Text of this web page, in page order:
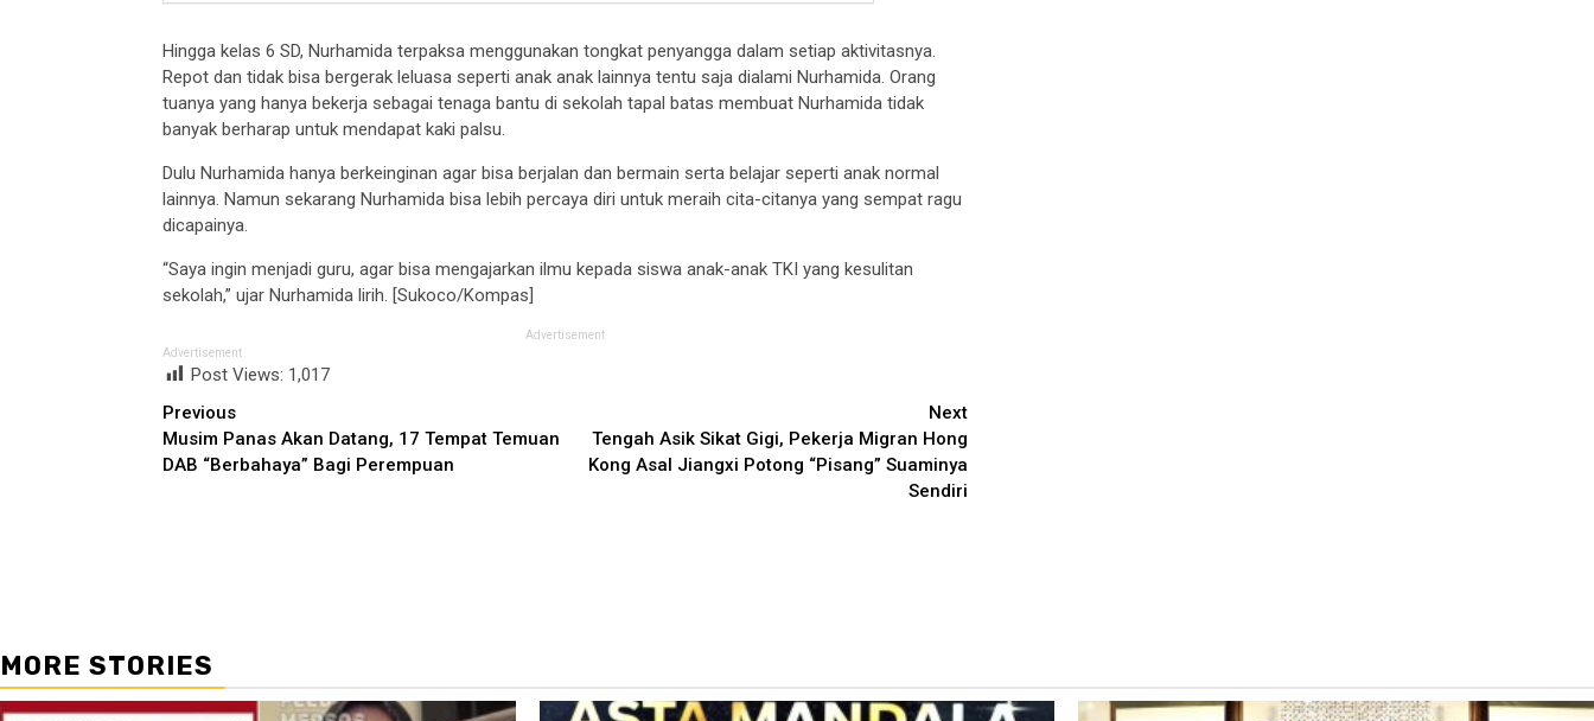
Hingga kelas 6 SD, Nurhamida terpaksa menggunakan tongkat penyangga dalam setiap aktivitasnya.
Repot dan tidak bisa bergerak leluasa seperti anak anak lainnya tentu saja dialami Nurhamida. Orang
tuanya yang hanya bekerja sebagai tenaga bantu di sekolah tapal batas membuat Nurhamida tidak
banyak berharap untuk mendapat kaki palsu.
Dulu Nurhamida hanya berkeinginan agar bisa berjalan dan bermain serta belajar seperti anak normal
lainnya. Namun sekarang Nurhamida bisa lebih percaya diri untuk meraih cita-citanya yang sempat ragu
dicapainya.
“Saya ingin menjadi guru, agar bisa mengajarkan ilmu kepada siswa anak-anak TKI yang kesulitan
sekolah,” ujar Nurhamida lirih. [Sukoco/Kompas]
Advertisement
Advertisement
Post Views: 1,017
Continue
Reading
Previous
Musim Panas Akan Datang, 17 Tempat Temuan
DAB “Berbahaya” Bagi Perempuan
Next
Tengah Asik Sikat Gigi, Pekerja Migran Hong
Kong Asal Jiangxi Potong “Pisang” Suaminya
Sendiri
MORE STORIES